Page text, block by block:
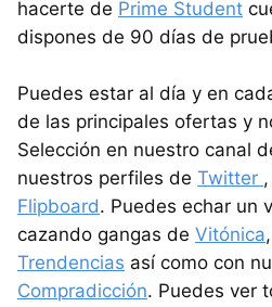
hacerte de Prime Student
dispones de 90 días de
Puedes estar al día y en
de las principales ofertas y
Selección en nuestro canal
nuestros perfiles de Twitter ,
Flipboard. Puedes echar un
cazando gangas de Vitónica,
Trendencias así como con
Compradicción. Puedes ver